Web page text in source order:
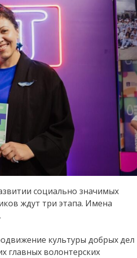
социально значимых
ждут три этапа. Имена
культуры добрых дел
главных волонтерских